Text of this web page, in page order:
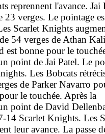
reprennent l'avance. Jai
23 verges. Le pointage
Scarlet Knights
54 verges de Athan
bonne pour le
point de Jai Patel. Le
Les Bobcats
de Parker Navarro
le touchée. Après la
point de David
14 Scarlet Knights. Les
leur avance. La passe